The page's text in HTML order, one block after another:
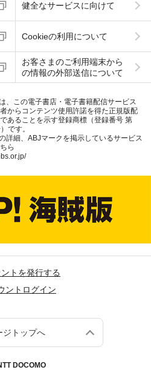
健全なサービスに向けて
Cookieの利用について
お客さまのご利用端末から
の情報の外部送信について
、この電子書店・電子書籍配信サービス
からコンテンツ使用許諾を得た正規版配
あることを示す登録商標（登録番号 第
です。
詳細、ABJマークを掲示しているサービス
ら
トを発行する
ントログイン
ジトップへ
DOCOMO